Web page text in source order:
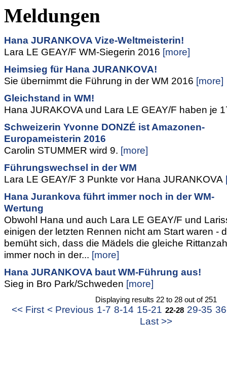
Meldungen
Hana JURANKOVA Vize-Weltmeisterin!
Lara LE GEAY/F WM-Siegerin 2016 [more]
Heimsieg für Hana JURANKOVA!
Sie übernimmt die Führung in der WM 2016 [more]
Gleichstand in WM!
Hana JURAKOVA und Lara LE GEAY/F haben je
Schweizerin Yvonne DONZÉ ist Amazonen-
Europameisterin 2016
Carolin STUMMER wird 9. [more]
Führungswechsel in der WM
Lara LE GEAY/F 3 Punkte vor Hana JURANKOVA
Hana Jurankova führt immer noch in der WM-
Wertung
Obwohl Hana und auch Lara LE GEAY/F und
einigen der letzten Rennen nicht am Start waren -
bemüht sich, dass die Mädels die gleiche
immer noch in der... [more]
Hana JURANKOVA baut WM-Führung aus!
Sieg in Bro Park/Schweden [more]
Displaying results 22 to 28 out of 251
<< First < Previous 1-7 8-14 15-21 22-28 29-35
Last >>